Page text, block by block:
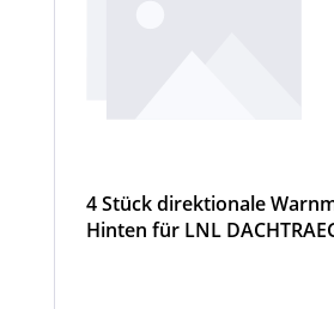
4 Stück direktionale
Hinten für LNL